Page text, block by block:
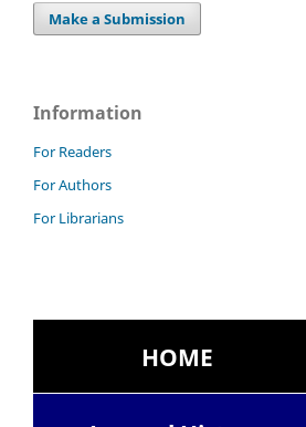
Make a Submission
Information
For Readers
For Authors
For Librarians
HOME